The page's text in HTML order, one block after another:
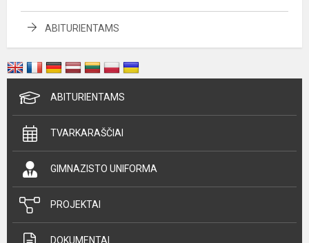
ABITURIENTAMS
ABITURIENTAMS
TVARKARAŠČIAI
GIMNAZISTO UNIFORMA
PROJEKTAI
DOKUMENTAI